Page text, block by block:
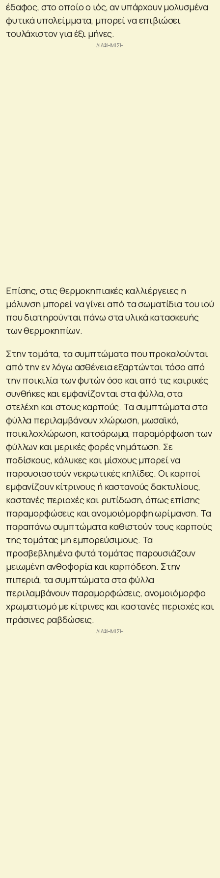
έδαφος, στο οποίο ο ιός, αν υπάρχουν μολυσμένα
φυτικά υπολείμματα, μπορεί να επιβιώσει
τουλάχιστον για έξι μήνες.
Επίσης, στις θερμοκηπιακές καλλιέργειες η
μόλυνση μπορεί να γίνει από τα σωματίδια του ιού
που διατηρούνται πάνω στα υλικά κατασκευής
των θερμοκηπίων.
Στην τομάτα, τα συμπτώματα που προκαλούνται
από την εν λόγω ασθένεια εξαρτώνται τόσο από
την ποικιλία των φυτών όσο και από τις καιρικές
συνθήκες και εμφανίζονται στα φύλλα, στα
στελέχη και στους καρπούς. Τα συμπτώματα στα
φύλλα περιλαμβάνουν χλώρωση, μωσαϊκό,
ποικιλοχλώρωση, κατσάρωμα, παραμόρφωση των
φύλλων και μερικές φορές νημάτωση. Σε
ποδίσκους, κάλυκες και μίσχους μπορεί να
παρουσιαστούν νεκρωτικές κηλίδες. Οι καρποί
εμφανίζουν κίτρινους ή καστανούς δακτυλίους,
καστανές περιοχές και ρυτίδωση, όπως επίσης
παραμορφώσεις και ανομοιόμορφη ωρίμανση. Τα
παραπάνω συμπτώματα καθιστούν τους καρπούς
της τομάτας μη εμπορεύσιμους. Τα
προσβεβλημένα φυτά τομάτας παρουσιάζουν
μειωμένη ανθοφορία και καρπόδεση. Στην
πιπεριά, τα συμπτώματα στα φύλλα
περιλαμβάνουν παραμορφώσεις, ανομοιόμορφο
χρωματισμό με κίτρινες και καστανές περιοχές και
πράσινες ραβδώσεις.